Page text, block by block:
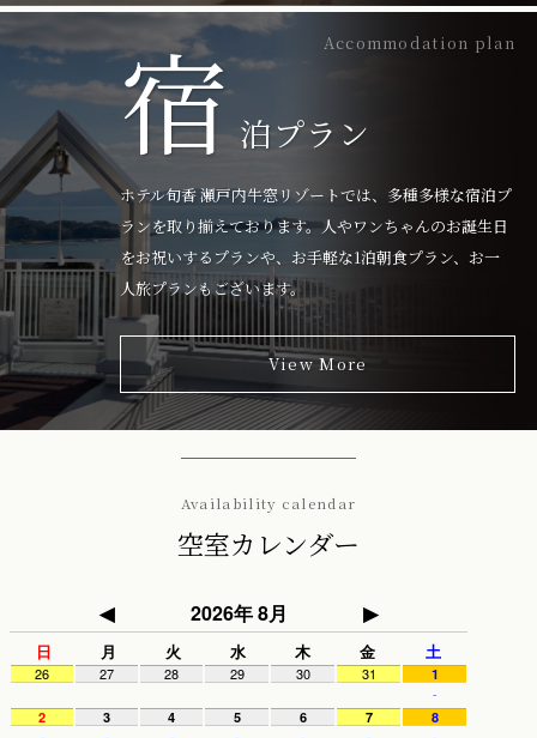
宿泊プラン
Accommodation plan
ホテル旬香 瀬戸内牛窓リゾートでは、多種多様な宿泊プ
ランを取り揃えております。人やワンちゃんのお誕生日
をお祝いするプランや、お手軽な1泊朝食プラン、お一
人旅プランもございます。
View More
空室カレンダー
Availability calendar